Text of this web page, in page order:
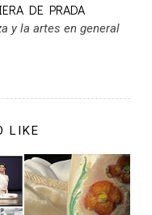
DE PRADA
y la artes en general
LIKE